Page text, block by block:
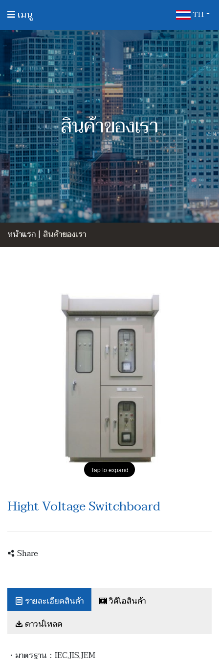
TH
เมนู
สินค้าของเรา
หน้าแรก | สินค้าของเรา
Tap to expand
Hight Voltage Switchboard
Share
รายละเอียดสินค้า
วิดีโอสินค้า
ดาวน์โหลด
・มาตรฐาน：IEC,JIS,JEM
หน้าแรก
เกี่ยวกับเรา
สินค้าของเรา
บริการของเรา
ลูกค้าของเรา
ติดต่อเรา
รับสมัคร